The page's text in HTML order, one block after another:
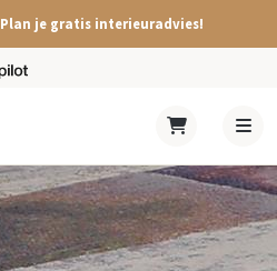
Plan je gratis interieuradvies!